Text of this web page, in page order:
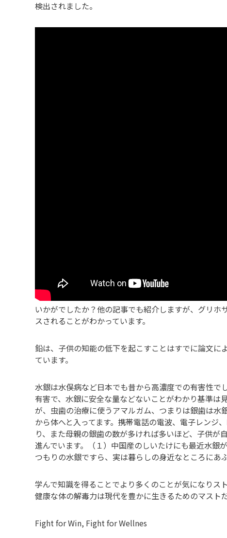
検出されました。
いかがでしたか？他の記事でも紹介しますが、グリ
スされることがわかっています。
鉛は、子供の知能の低下を起こすことはすでに論文に
ています。
水銀は水俣病など日本でも昔から高濃度での有害性で
有害で、水銀に安全な量などないことがわかり基準
が、虫歯の治療に使うアマルガム、つまりは銀歯は
から体へと入ってます。携帯電話の電波、電子レンジ
り、また母親の銀歯の数が多ければ多いほど、子供
進んでいます。（１）中国産のしいたけにも最近水銀
つもりの水銀ですら、実は暮らしの身近なところにあ
学んで知識を得ることでより多くのことが気になりス
健康な体の解毒力は現代を豊かに生きるためのマスト
Fight for Win, Fight for Wellnes